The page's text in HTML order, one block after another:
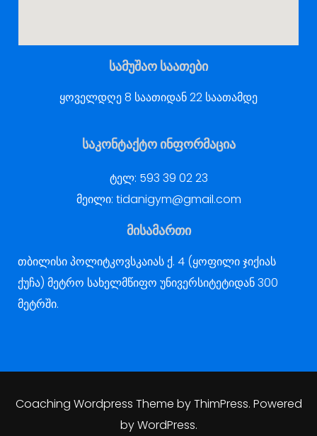
სამუშაო საათები
ყოველდღე 8 საათიდან 22 საათამდე
საკონტაქტო ინფორმაცია
ტელ: 593 39 02 23
მეილი: tidanigym@gmail.com
მისამართი
თბილისი პოლიტკოვსკაიას ქ. 4 (ყოფილი ჯიქიას
ქუჩა) მეტრო სახელმწიფო უნივერსიტეტიდან 300
მეტრში.
Coaching Wordpress Theme byThimPress. Powered
by WordPress.